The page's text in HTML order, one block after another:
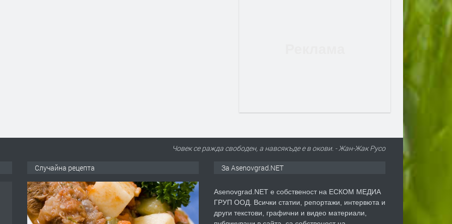
Човек се ражда свободен, а навсякъде е в окови. - Жан-Жак Русо
Случайна рецепта За Asenovgrad.NET
Asenovgrad.NET е собственост на ЕСКОМ МЕДИА
ГРУП ООД. Всички статии, репортажи, интервюта и
други текстови, графични и видео материали,